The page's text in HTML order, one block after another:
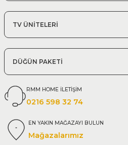
TV ÜNİTELERİ
DÜĞÜN PAKETİ
RMM HOME İLETİŞİM
0216 598 32 74
EN YAKIN MAĞAZAYI BULUN
Mağazalarımız